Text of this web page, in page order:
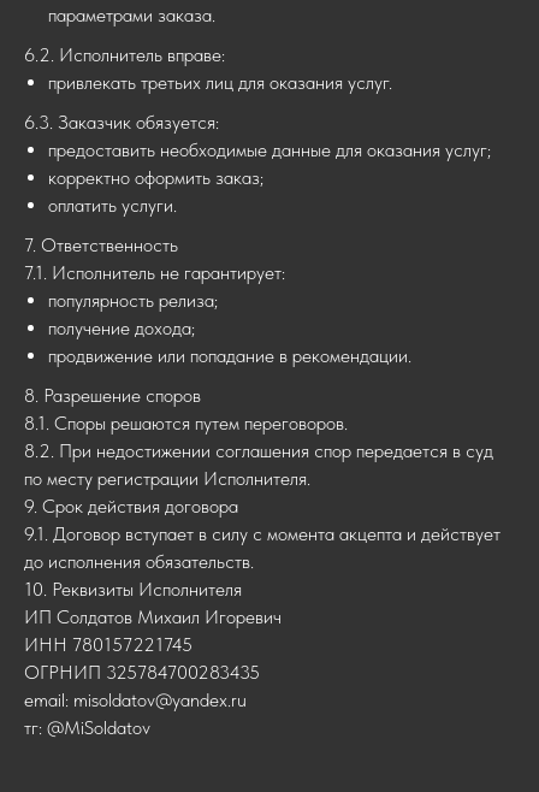
параметрами заказа.
6.2. Исполнитель вправе:
привлекать третьих лиц для оказания услуг.
6.3. Заказчик обязуется:
предоставить необходимые данные для оказания услуг;
корректно оформить заказ;
оплатить услуги.
7. Ответственность
7.1. Исполнитель не гарантирует:
популярность релиза;
получение дохода;
продвижение или попадание в рекомендации.
8. Разрешение споров
8.1. Споры решаются путем переговоров.
8.2. При недостижении соглашения спор передается в суд
по месту регистрации Исполнителя.
9. Срок действия договора
9.1. Договор вступает в силу с момента акцепта и действует
до исполнения обязательств.
10. Реквизиты Исполнителя
ИП Солдатов Михаил Игоревич
ИНН 780157221745
ОГРНИП 325784700283435
email: misoldatov@yandex.ru
тг: @MiSoldatov